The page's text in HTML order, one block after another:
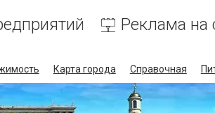
Реклама на
Карта города Справочная